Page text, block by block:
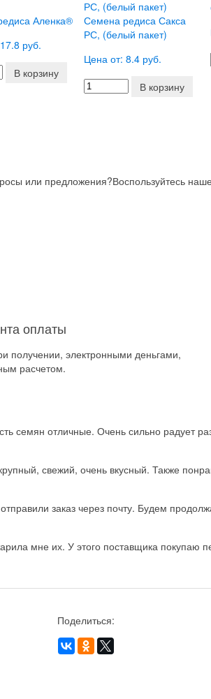
Аленка®
руб.
В корзину
Семена редиса Сакса
РС, (белый пакет)
Цена от: 8.4 руб.
В корзину
или предложения?Воспользуйтесь
оплаты
получении, электронными деньгами,
расчетом.
семян отличные. Очень сильно радует
свежий, очень вкусный. Также
заказ через почту. Будем
мне их. У этого поставщика покупаю
Поделиться: